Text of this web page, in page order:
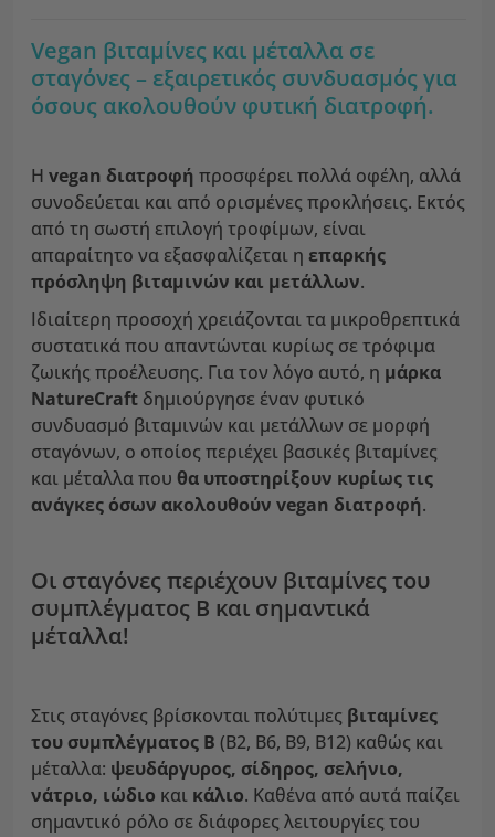
Vegan βιταμίνες και μέταλλα σε
σταγόνες – εξαιρετικός συνδυασμός για
όσους ακολουθούν φυτική διατροφή.
Η vegan διατροφή προσφέρει πολλά οφέλη, αλλά
συνοδεύεται και από ορισμένες προκλήσεις. Εκτός
από τη σωστή επιλογή τροφίμων, είναι
απαραίτητο να εξασφαλίζεται η επαρκής
πρόσληψη βιταμινών και μετάλλων.
Ιδιαίτερη προσοχή χρειάζονται τα μικροθρεπτικά
συστατικά που απαντώνται κυρίως σε τρόφιμα
ζωικής προέλευσης. Για τον λόγο αυτό, η μάρκα
NatureCraft δημιούργησε έναν φυτικό
συνδυασμό βιταμινών και μετάλλων σε μορφή
σταγόνων, ο οποίος περιέχει βασικές βιταμίνες
και μέταλλα που θα υποστηρίξουν κυρίως τις
ανάγκες όσων ακολουθούν vegan διατροφή.
Οι σταγόνες περιέχουν βιταμίνες του
συμπλέγματος Β και σημαντικά
μέταλλα!
Στις σταγόνες βρίσκονται πολύτιμες βιταμίνες
του συμπλέγματος Β (B2, B6, B9, B12) καθώς και
μέταλλα: ψευδάργυρος, σίδηρος, σελήνιο,
νάτριο, ιώδιο και κάλιο. Καθένα από αυτά παίζει
σημαντικό ρόλο σε διάφορες λειτουργίες του